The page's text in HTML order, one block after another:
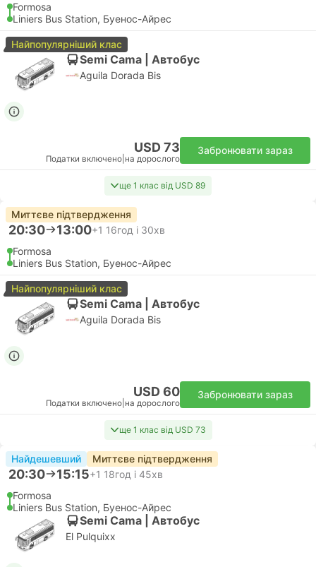
Formosa
Liniers Bus Station, Буенос-Айрес
Найпопулярніший клас
Semi Cama | Автобус
Aguila Dorada Bis
USD 73
Податки включено на дорослого
Забронювати зараз
ще 1 клас від USD 89
Миттєве підтвердження
20:30 13:00+1 16год і 30хв
Formosa
Liniers Bus Station, Буенос-Айрес
Найпопулярніший клас
Semi Cama | Автобус
Aguila Dorada Bis
USD 60
Податки включено на дорослого
Забронювати зараз
ще 1 клас від USD 73
Найдешевший Миттєве підтвердження
20:30 15:15+1 18год і 45хв
Formosa
Liniers Bus Station, Буенос-Айрес
Semi Cama | Автобус
El Pulquixx